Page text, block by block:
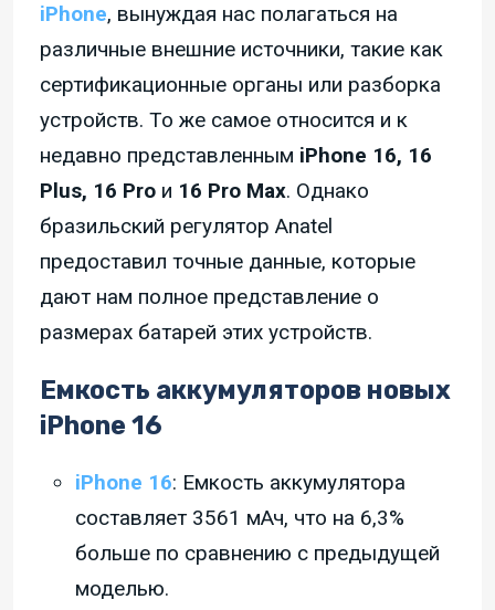
iPhone, вынуждая нас полагаться на
различные внешние источники, такие как
сертификационные органы или разборка
устройств. То же самое относится и к
недавно представленным iPhone 16, 16
Plus, 16 Pro и 16 Pro Max. Однако
бразильский регулятор Anatel
предоставил точные данные, которые
дают нам полное представление о
размерах батарей этих устройств.
Емкость аккумуляторов новых
iPhone 16
iPhone 16: Емкость аккумулятора
составляет 3561 мАч, что на 6,3%
больше по сравнению с предыдущей
моделью.